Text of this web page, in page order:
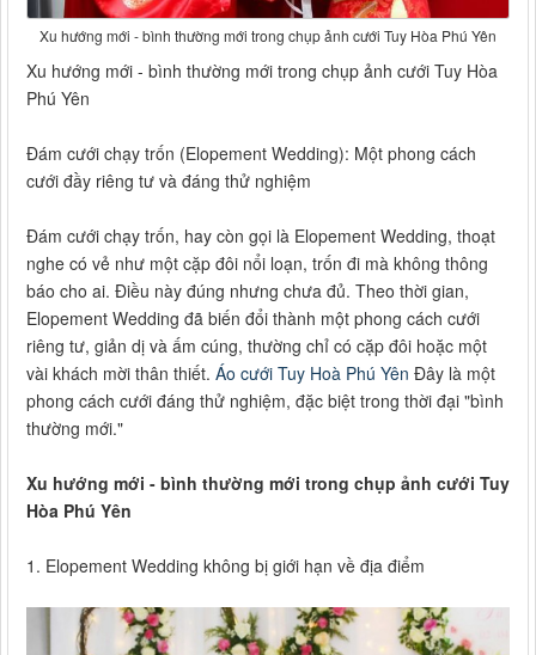
Xu hướng mới - bình thường mới trong chụp ảnh cưới Tuy Hòa Phú Yên
Xu hướng mới - bình thường mới trong chụp ảnh cưới Tuy Hòa
Phú Yên
Đám cưới chạy trốn (Elopement Wedding): Một phong cách
cưới đầy riêng tư và đáng thử nghiệm
Đám cưới chạy trốn, hay còn gọi là Elopement Wedding, thoạt
nghe có vẻ như một cặp đôi nổi loạn, trốn đi mà không thông
báo cho ai. Điều này đúng nhưng chưa đủ. Theo thời gian,
Elopement Wedding đã biến đổi thành một phong cách cưới
riêng tư, giản dị và ấm cúng, thường chỉ có cặp đôi hoặc một
vài khách mời thân thiết. Áo cưới Tuy Hoà Phú Yên Đây là một
phong cách cưới đáng thử nghiệm, đặc biệt trong thời đại "bình
thường mới."
Xu hướng mới - bình thường mới trong chụp ảnh cưới Tuy
Hòa Phú Yên
1. Elopement Wedding không bị giới hạn về địa điểm